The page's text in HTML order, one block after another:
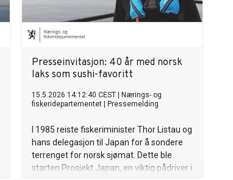
Presseinvitasjon: 40 år med norsk
laks som sushi-favoritt
15.5.2026 14:12:40 CEST
Nærings- og
fiskeridepartementet
Pressemelding
I 1985 reiste fiskeriminister Thor Listau og
hans delegasjon til Japan for å sondere
terrenget for norsk sjømat. Dette ble
starten Prosjekt Japan, en viktig pådriver i